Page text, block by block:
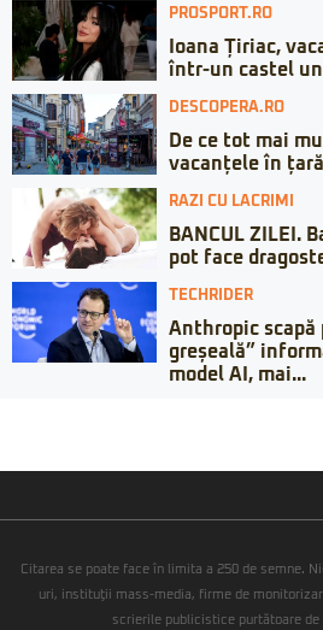
PROSPORT.RO
Ioana Țiriac,
într-un castel
DESCOPERA.RO
De ce tot mai
vacanțele în
RAZI CU LACRIMI
BANCUL ZILEI.
pot face
TECHRIDER
Anthropic
greșeală”
model AI, mai...
Citarea se poate face în limita a 250 de semne.
uri, instituţii mass-media, firme de
scrierile publicistice purtătoare de